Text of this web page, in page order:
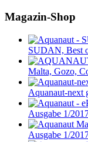
Magazin-Shop
SUDAN, Best
Malta, Gozo,
Aquanaut-next
Ausgabe 1/
Ausgabe 1/